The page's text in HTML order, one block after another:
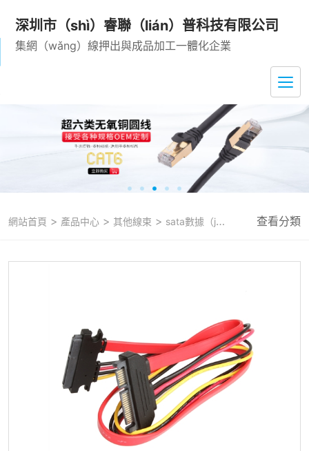
深圳市（shì）睿聯（lián）普科技有限公司
集網（wǎng）線押出與成品加工一體化企業
網站首頁 > 產品中心 > 其他線束 > sata數據（jù）線 查看分類